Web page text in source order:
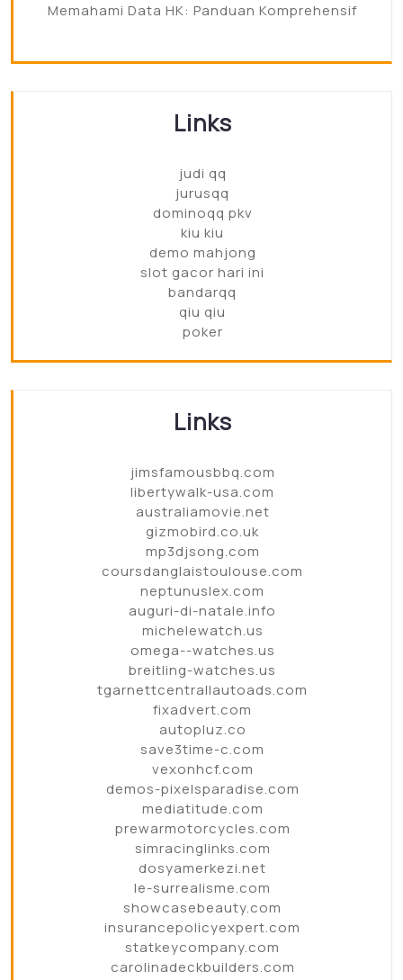
Memahami Data HK: Panduan Komprehensif
Links
judi qq
jurusqq
dominoqq pkv
kiu kiu
demo mahjong
slot gacor hari ini
bandarqq
qiu qiu
poker
Links
jimsfamousbbq.com
libertywalk-usa.com
australiamovie.net
gizmobird.co.uk
mp3djsong.com
coursdanglaistoulouse.com
neptunuslex.com
auguri-di-natale.info
michelewatch.us
omega--watches.us
breitling-watches.us
tgarnettcentrallautoads.com
fixadvert.com
autopluz.co
save3time-c.com
vexonhcf.com
demos-pixelsparadise.com
mediatitude.com
prewarmotorcycles.com
simracinglinks.com
dosyamerkezi.net
le-surrealisme.com
showcasebeauty.com
insurancepolicyexpert.com
statkeycompany.com
carolinadeckbuilders.com